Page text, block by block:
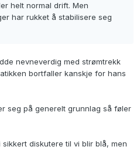
helt normal drift. Men
har rukket å stabilisere seg
nevneverdig med strømtrekk
bortfaller kanskje for hans
seg på generelt grunnlag så føler
diskutere til vi blir blå, men